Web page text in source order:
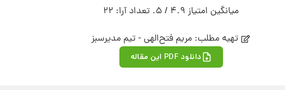
میانگین امتیاز 4.9 / 5. تعداد آرا:
22
تهیه مطلب: مریم‌ فتح‌الهی - تیم مدیر‌سبز
دانلود PDF این مقاله